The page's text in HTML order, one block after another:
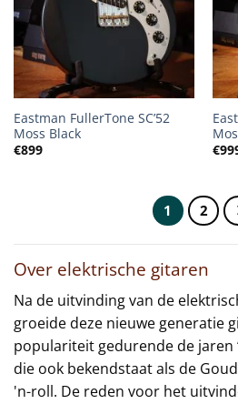
Eastman FullerTone SC’52
Moss Black
€899
€
1 2
Over elektrische gitaren
Na de uitvinding van de
groeide deze nieuwe generatie
populariteit gedurende de jaren
die ook bekendstaat als de
'n-roll. De reden voor het